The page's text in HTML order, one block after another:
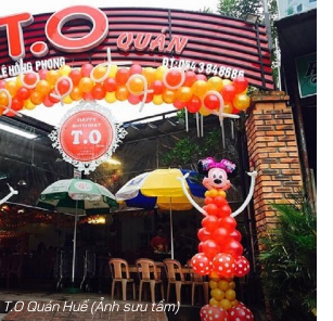
T.O Quán Huế (Ảnh sưu tầm)